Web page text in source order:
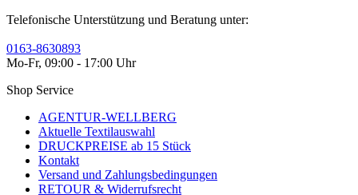
Telefonische Unterstützung und Beratung unter:
0163-8630893
Mo-Fr, 09:00 - 17:00 Uhr
Shop Service
AGENTUR-WELLBERG
Aktuelle Textilauswahl
DRUCKPREISE ab 15 Stück
Kontakt
Versand und Zahlungsbedingungen
RETOUR & Widerrufsrecht